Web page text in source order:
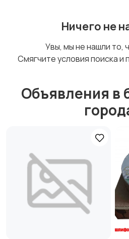
Ничего не
Увы, мы не нашли то,
Смягчите условия поиска и
Объявления в